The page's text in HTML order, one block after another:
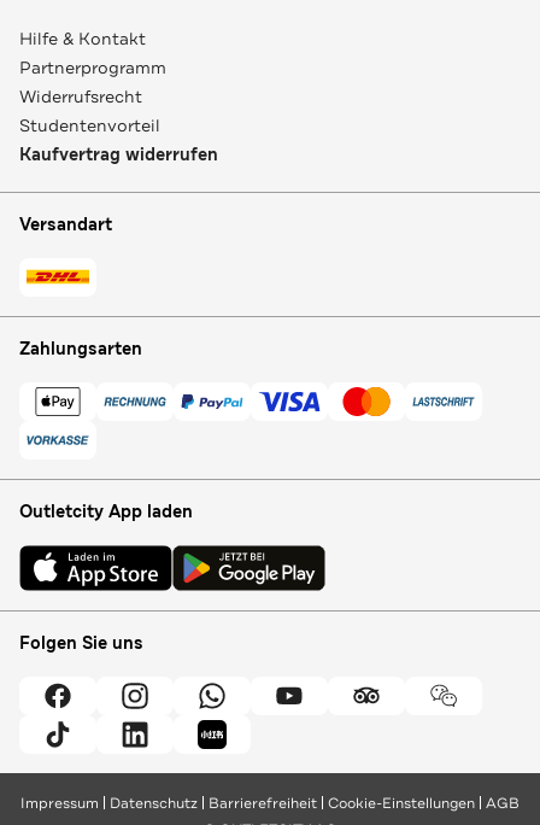
Hilfe & Kontakt
Partnerprogramm
Widerrufsrecht
Studentenvorteil
Kaufvertrag widerrufen
Versandart
Zahlungsarten
Outletcity App laden
Folgen Sie uns
Impressum Datenschutz Barrierefreiheit Cookie-Einstellungen AGB